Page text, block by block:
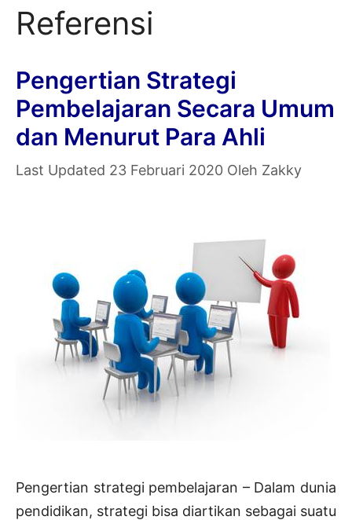
Referensi
Pengertian Strategi
Pembelajaran Secara Umum
dan Menurut Para Ahli
23 Februari 2020 Oleh Zakky
Pengertian strategi pembelajaran – Dalam dunia
pendidikan, strategi bisa diartikan sebagai suatu